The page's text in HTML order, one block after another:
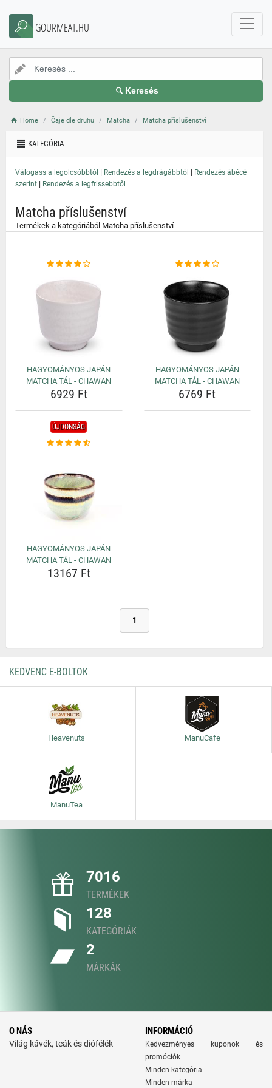
GOURMEAT.HU
Keresés
Home Čaje dle druhu Matcha Matcha příslušenství
KATEGÓRIA
Válogass a legolcsóbbtól | Rendezés a legdrágábbtól | Rendezés ábécé
szerint | Rendezés a legfrissebbtől
Matcha příslušenství
Termékek a kategóriából Matcha příslušenství
HAGYOMÁNYOS JAPÁN
MATCHA TÁL - CHAWAN
6929 Ft
HAGYOMÁNYOS JAPÁN
MATCHA TÁL - CHAWAN
6769 Ft
ÚJDONSÁG
HAGYOMÁNYOS JAPÁN
MATCHA TÁL - CHAWAN
13167 Ft
1
KEDVENC E-BOLTOK
Heavenuts ManuCafe
ManuTea
7016
TERMÉKEK
128
KATEGÓRIÁK
2
MÁRKÁK
O NÁS
Világ kávék, teák és diófélék
INFORMÁCIÓ
Kedvezményes kuponok és
promóciók
Minden kategória
Minden márka